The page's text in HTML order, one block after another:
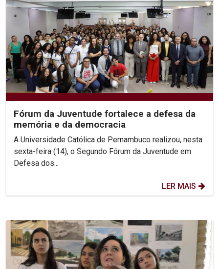
Fórum da Juventude fortalece a defesa da
memória e da democracia
A Universidade Católica de Pernambuco realizou, nesta
sexta-feira (14), o Segundo Fórum da Juventude em
Defesa dos...
LER MAIS